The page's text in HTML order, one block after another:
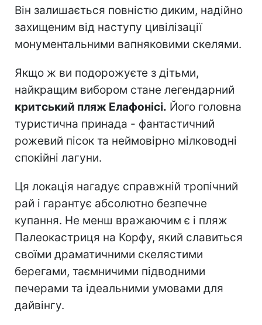
Він залишається повністю диким, надійно
захищеним від наступу цивілізації
монументальними вапняковими скелями.
Якщо ж ви подорожуєте з дітьми,
найкращим вибором стане легендарний
критський пляж Елафонісі. Його головна
туристична принада - фантастичний
рожевий пісок та неймовірно мілководні
спокійні лагуни.
Ця локація нагадує справжній тропічний
рай і гарантує абсолютно безпечне
купання. Не менш вражаючим є і пляж
Палеокастриця на Корфу, який славиться
своїми драматичними скелястими
берегами, таємничими підводними
печерами та ідеальними умовами для
дайвінгу.